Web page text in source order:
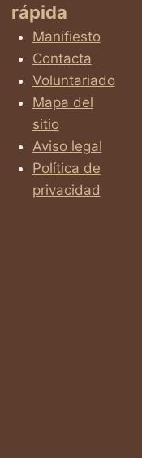
rápida
Manifiesto
Contacta
Voluntariado
Mapa del
sitio
Aviso legal
Política de
privacidad